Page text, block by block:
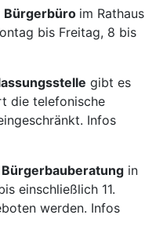
Bürgerbüro im Rathaus
bis Freitag, 8 bis
gibt es
die telefonische
Infos
Bürgerbauberatung in
einschließlich 11.
werden. Infos